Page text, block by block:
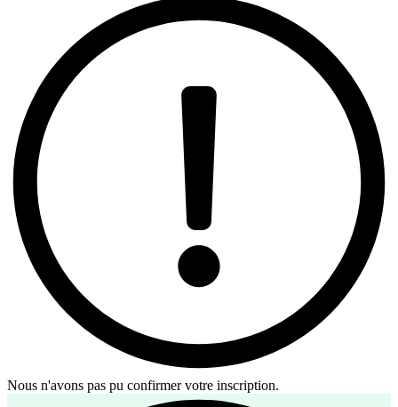
Nous n'avons pas pu confirmer votre inscription.